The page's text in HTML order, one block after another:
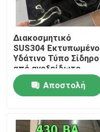
Σπίτι
Προϊόντα
Βίντεο
Διακοσμητικό
SUS304 Εκτυπωμένο
Υδάτινο Τύπο Σίδηρο
από ανοξείδωτο
χάλυβα για
αρχιτεκτονικά
εξωτερικά
Αποστολή